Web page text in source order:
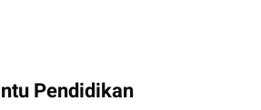
Pendidikan